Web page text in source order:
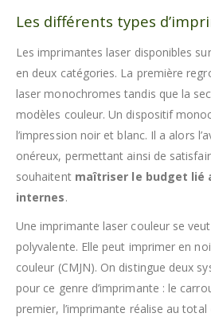
Les différents types
Les imprimantes laser disponibles
en deux catégories. La première
laser monochromes tandis que la
modèles couleur. Un dispositif
l’impression noir et blanc. Il a alors
onéreux, permettant ainsi de
souhaitent maîtriser le budget lié
internes.
Une imprimante laser couleur se
polyvalente. Elle peut imprimer en
couleur (CMJN). On distingue deux
pour ce genre d’imprimante : le
premier, l’imprimante réalise au total